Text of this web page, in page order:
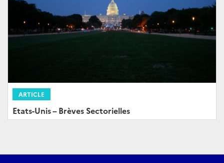
ARTICLE
Etats-Unis – Brèves Sectorielles